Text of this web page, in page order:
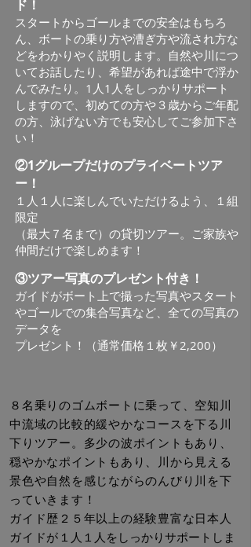
ド！
スタートからゴールまでの安全はもちろ
ん、ボートの乗り方や漕ぎ方や流され方な
どをわかりやく説明します。自然や川につ
いてお話したり、希望があれば途中で浮か
んでみたり。1人1人をしっかりサポート
しますので、初めての方や ３歳からご年配
の方、泳げない方でも安心して ご参加下さ
い！
②1グループだけのプライベートツア
ー！
１人１人に楽しんでいただけるよう、１組
限定
（最大７名まで）の貸切ツアー。ご家族や
仲間だけで楽しめます！
③ツアー写真のプレゼント付き！
ガイドがボート上で撮った写真やスタート
やゴールでの集合写真など、全ての写真の
データを
プレゼント！（通常価格１枚￥2,200）
８名乗りのゴムボートに乗って、空知川
中流域の比較的緩やかなコースを下る川
下りツアー。 多少の波ポイントもあり、
穏やかなポイントもあり、川から見える
景色や自然を感じながらのんびり川を下
っていきます！
ガイド歴２５年以上の経験豊富な日本人
ガイドが １人１人をしっかりサポートしま